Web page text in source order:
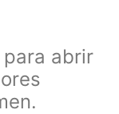
para abrir